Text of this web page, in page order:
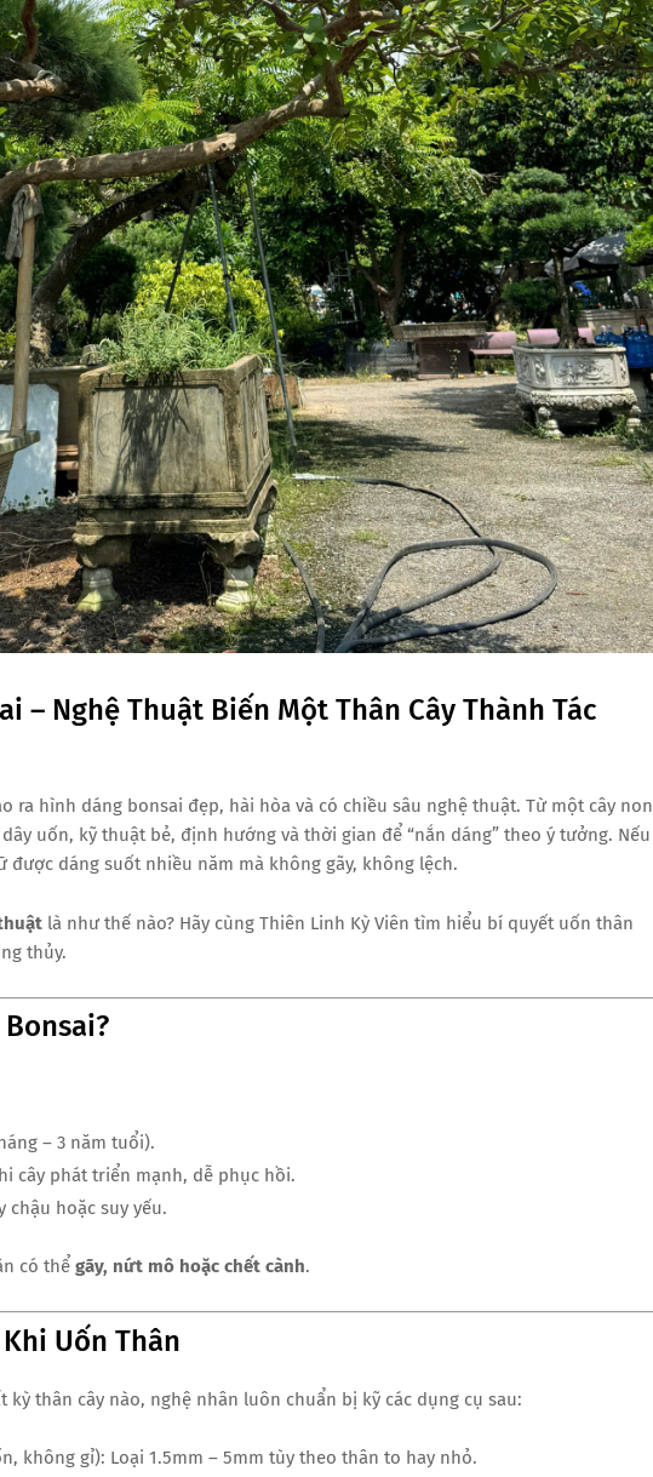
– Nghệ Thuật Biến Một Thân Cây Thành Tác
ra hình dáng bonsai đẹp, hài hòa và có chiều sâu nghệ thuật. Từ một cây non
uốn, kỹ thuật bẻ, định hướng và thời gian để “nắn dáng” theo ý tưởng. Nếu
được dáng suốt nhiều năm mà không gãy, không lệch.
là như thế nào? Hãy cùng Thiên Linh Kỳ Viên tìm hiểu bí quyết uốn thân
thủy.
– 3 năm tuổi).
cây phát triển mạnh, dễ phục hồi.
chậu hoặc suy yếu.
có thể gãy, nứt mô hoặc chết cành.
Uốn Thân
kỳ thân cây nào, nghệ nhân luôn chuẩn bị kỹ các dụng cụ sau:
không gỉ): Loại 1.5mm – 5mm tùy theo thân to hay nhỏ.